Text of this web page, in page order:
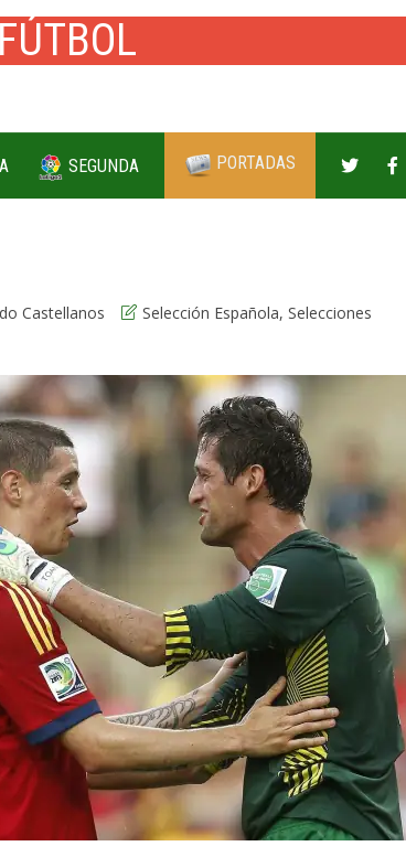
SEGUNDA PORTADAS
Castellanos Selección Española, Selecciones